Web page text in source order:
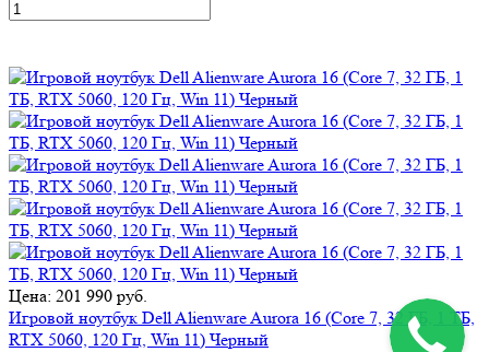
Цена: 201 990 руб.
Игровой ноутбук Dell Alienware Aurora 16 (Core 7, 32 ГБ, 1 ТБ,
RTX 5060, 120 Гц, Win 11) Черный